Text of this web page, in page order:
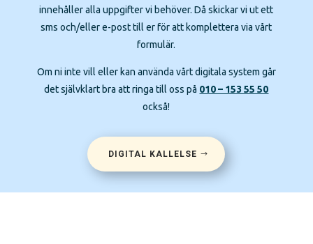
innehåller alla uppgifter vi behöver. Då skickar vi ut ett
sms och/eller e-post till er för att komplettera via vårt
formulär.
Om ni inte vill eller kan använda vårt digitala system går
det självklart bra att ringa till oss på 010 – 153 55 50
också!
DIGITAL KALLELSE